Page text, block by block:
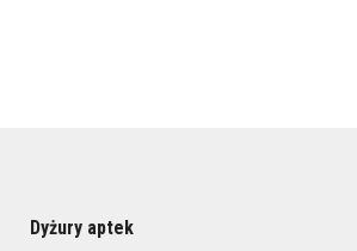
Dyżury aptek